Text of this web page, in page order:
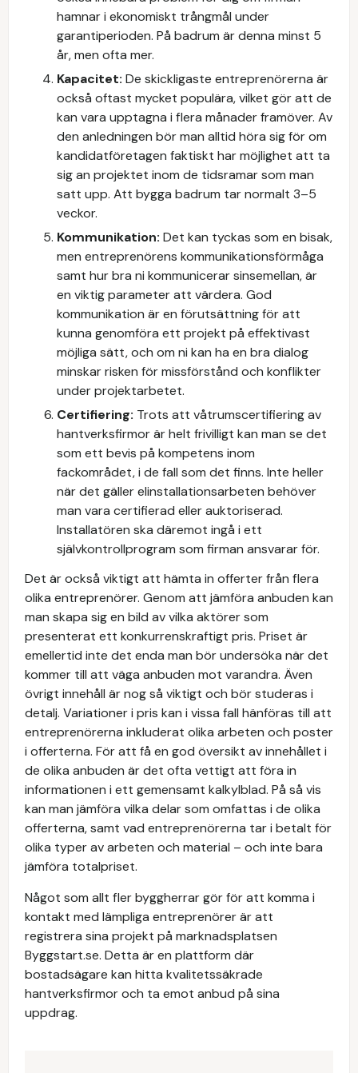
hamnar i ekonomiskt trångmål under
garantiperioden. På badrum är denna minst 5
år, men ofta mer.
Kapacitet: De skickligaste entreprenörerna är
också oftast mycket populära, vilket gör att de
kan vara upptagna i flera månader framöver. Av
den anledningen bör man alltid höra sig för om
kandidatföretagen faktiskt har möjlighet att ta
sig an projektet inom de tidsramar som man
satt upp. Att bygga badrum tar normalt 3–5
veckor.
Kommunikation: Det kan tyckas som en bisak,
men entreprenörens kommunikationsförmåga
samt hur bra ni kommunicerar sinsemellan, är
en viktig parameter att värdera. God
kommunikation är en förutsättning för att
kunna genomföra ett projekt på effektivast
möjliga sätt, och om ni kan ha en bra dialog
minskar risken för missförstånd och konflikter
under projektarbetet.
Certifiering: Trots att våtrumscertifiering av
hantverksfirmor är helt frivilligt kan man se det
som ett bevis på kompetens inom
fackområdet, i de fall som det finns. Inte heller
när det gäller elinstallationsarbeten behöver
man vara certifierad eller auktoriserad.
Installatören ska däremot ingå i ett
självkontrollprogram som firman ansvarar för.
Det är också viktigt att hämta in offerter från flera
olika entreprenörer. Genom att jämföra anbuden kan
man skapa sig en bild av vilka aktörer som
presenterat ett konkurrenskraftigt pris. Priset är
emellertid inte det enda man bör undersöka när det
kommer till att väga anbuden mot varandra. Även
övrigt innehåll är nog så viktigt och bör studeras i
detalj. Variationer i pris kan i vissa fall hänföras till att
entreprenörerna inkluderat olika arbeten och poster
i offerterna. För att få en god översikt av innehållet i
de olika anbuden är det ofta vettigt att föra in
informationen i ett gemensamt kalkylblad. På så vis
kan man jämföra vilka delar som omfattas i de olika
offerterna, samt vad entreprenörerna tar i betalt för
olika typer av arbeten och material – och inte bara
jämföra totalpriset.
Något som allt fler byggherrar gör för att komma i
kontakt med lämpliga entreprenörer är att
registrera sina projekt på marknadsplatsen
Byggstart.se. Detta är en plattform där
bostadsägare kan hitta kvalitetssäkrade
hantverksfirmor och ta emot anbud på sina
uppdrag.